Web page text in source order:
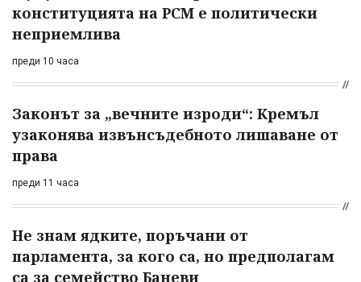
конституцията на РСМ е политически
неприемлива
преди 10 часа
Законът за „вечните изроди“: Кремъл
узаконява извънсъдебното лишаване от
права
преди 11 часа
Не знам ядките, поръчани от
парламента, за кого са, но предполагам
са за семейство Баневи